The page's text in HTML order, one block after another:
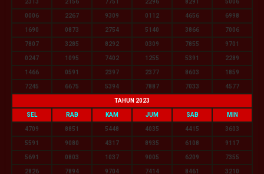
0006 2267 9309 0112 4656 6998
1690 0873 2754 5140 3866 7006
7807 3285 8292 0309 7855 9701
0247 1095 7402 1255 5391 2289
1466 0591 2397 2377 8603 1859
7245 6675 5394 7887 7033 4577
TAHUN 2023
SEL RAB KAM JUM SAB MIN
4709 8851 5448 4035 4415 3603
5591 9080 4317 8935 6108 9117
5691 0803 1037 9005 6209 7355
2826 7894 9704 7414 8461 3210